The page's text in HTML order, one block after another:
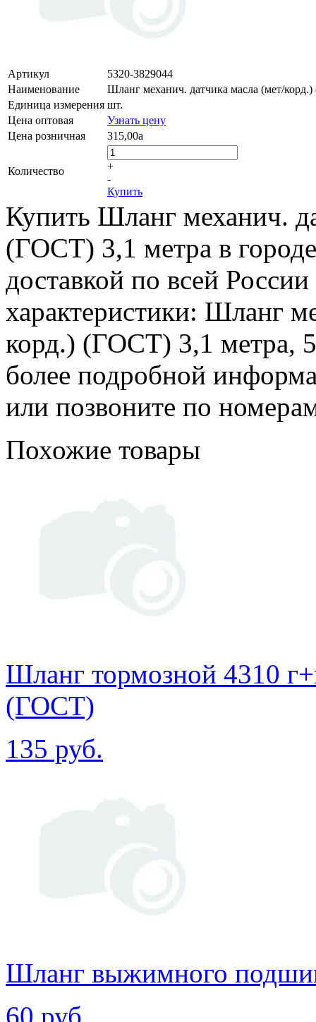
Артикул
5320-3829044
Наименование
Шланг механич. датчика масла (мет/
Единица измерения шт.
Цена оптовая
Узнать цену
Цена розничная
315,00a
Количество
+
-
Купить
Купить Шланг механич.
(ГОСТ) 3,1 метра в
доставкой по всей
характеристики: Шланг
корд.) (ГОСТ) 3,1 метра,
более подробной
или позвоните по
Похожие товары
Шланг тормозной 4310
(ГОСТ)
135 руб.
Шланг выжимного
60 руб.